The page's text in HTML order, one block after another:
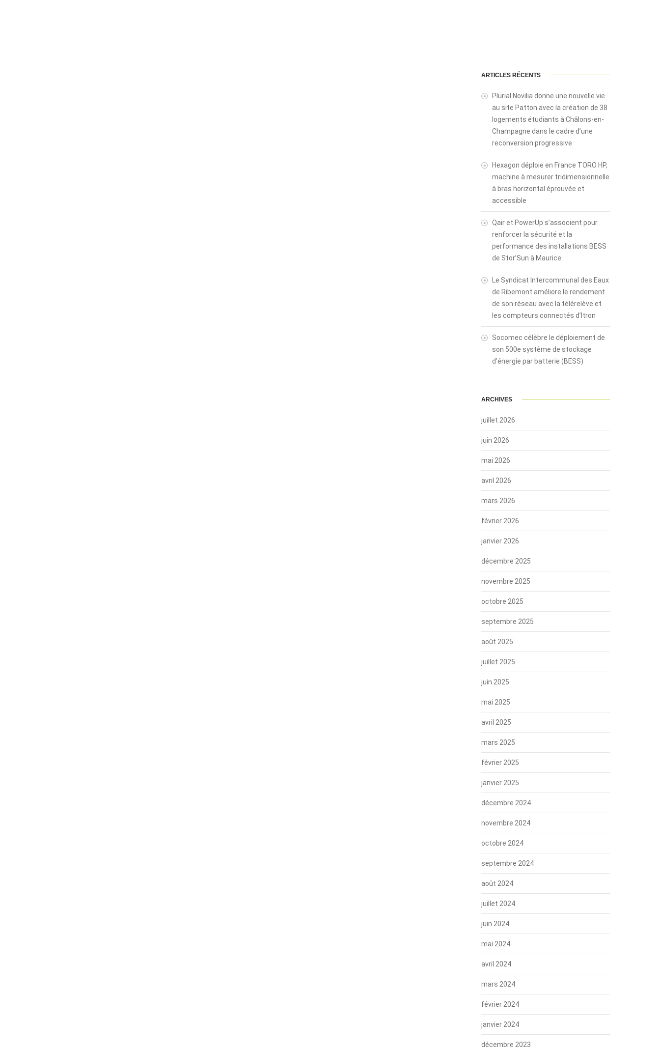
ARTICLES RÉCENTS
Plurial Novilia donne une nouvelle vie
au site Patton avec la création de 38
logements étudiants à Châlons-en-
Champagne dans le cadre d’une
reconversion progressive
Hexagon déploie en France TORO HP,
machine à mesurer tridimensionnelle
à bras horizontal éprouvée et
accessible
Qair et PowerUp s’associent pour
renforcer la sécurité et la
performance des installations BESS
de Stor’Sun à Maurice
Le Syndicat Intercommunal des Eaux
de Ribemont améliore le rendement
de son réseau avec la télérelève et
les compteurs connectés d’Itron
Socomec célèbre le déploiement de
son 500e système de stockage
d’énergie par batterie (BESS)
ARCHIVES
juillet 2026
juin 2026
mai 2026
avril 2026
mars 2026
février 2026
janvier 2026
décembre 2025
novembre 2025
octobre 2025
septembre 2025
août 2025
juillet 2025
juin 2025
mai 2025
avril 2025
mars 2025
février 2025
janvier 2025
décembre 2024
novembre 2024
octobre 2024
septembre 2024
août 2024
juillet 2024
juin 2024
mai 2024
avril 2024
mars 2024
février 2024
janvier 2024
décembre 2023